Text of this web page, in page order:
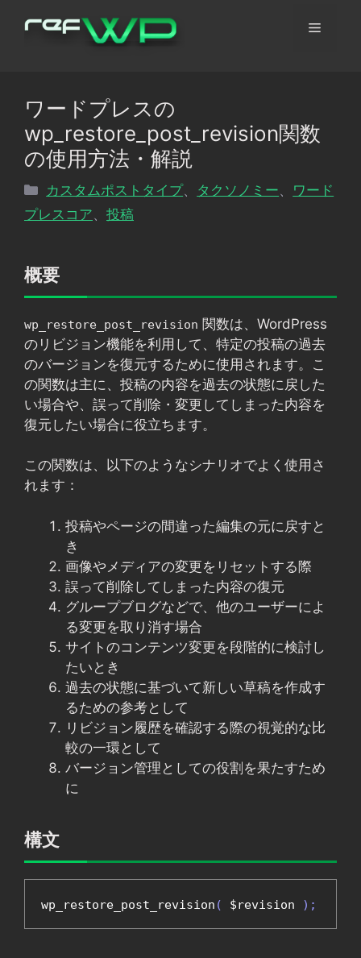
メ
ワードプレスの
wp_restore_post_revision関数
の使用方法・解説
カ
テ
ー
カスタムポストタイプ、 タクソノミー
ワード
プレスコア
投稿
概要
wp_restore_post_revision 関数は、WordPress
のリビジョン機能を利用して、特定の投稿の過去
のバージョンを復元するために使用されます。こ
の関数は主に、投稿の内容を過去の状態に戻した
い場合や、誤って削除・変更してしまった内容を
復元したい場合に役立ちます。
この関数は、以下のようなシナリオでよく使用さ
れます：
投稿やページの間違った編集の元に戻すと
き
画像やメディアの変更をリセットする際
誤って削除してしまった内容の復元
グループブログなどで、他のユーザーによ
る変更を取り消す場合
サイトのコンテンツ変更を段階的に検討し
たいとき
過去の状態に基づいて新しい草稿を作成す
るための参考として
リビジョン履歴を確認する際の視覚的な比
較の一環として
バージョン管理としての役割を果たすため
に
構文
wp_restore_post_revision ( $revision );